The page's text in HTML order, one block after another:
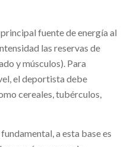
fuente de energía al
las reservas de
y músculos). Para
el deportista debe
cereales, tubérculos,
a esta base es